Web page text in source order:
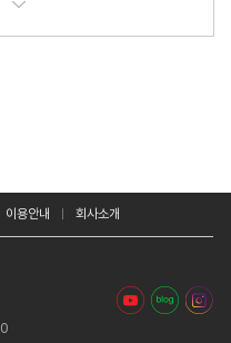
이용안내 회사소개